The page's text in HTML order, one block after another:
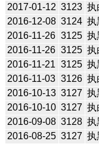
2017-01-12 3123 执
2016-12-08 3124 执
2016-11-26 3125 执
2016-11-26 3125 执
2016-11-21 3125 执
2016-11-03 3126 执
2016-10-13 3127 执
2016-10-10 3127 执
2016-09-08 3128 执
2016-08-25 3127 执